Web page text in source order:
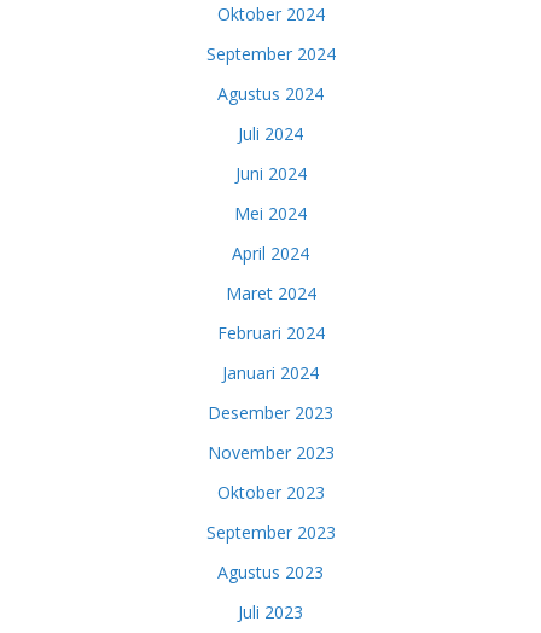
Oktober 2024
September 2024
Agustus 2024
Juli 2024
Juni 2024
Mei 2024
April 2024
Maret 2024
Februari 2024
Januari 2024
Desember 2023
November 2023
Oktober 2023
September 2023
Agustus 2023
Juli 2023